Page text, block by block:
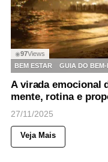
◉97Views
BEM ESTAR
GUIA DO BEM-
A virada emocional
mente, rotina e
27/11/2025
Veja Mais